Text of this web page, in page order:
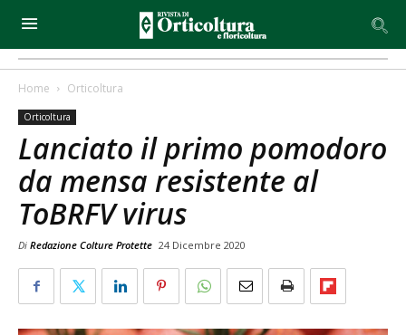
Home Orticoltura
Orticoltura
Lanciato il primo pomodoro
da mensa resistente al
ToBRFV virus
Di Redazione Colture Protette 24 Dicembre 2020